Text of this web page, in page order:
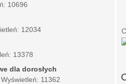
10696
12034
13378
dla dorosłych
, Wyświetleń: 11362